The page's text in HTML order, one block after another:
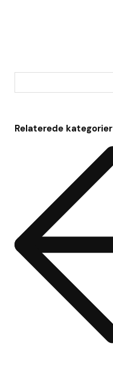
Relaterede kategorier